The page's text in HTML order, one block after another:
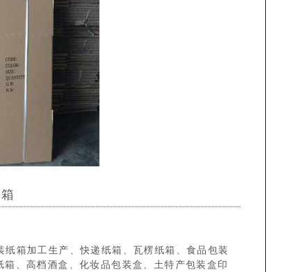
箱加工生产、快递纸箱、瓦楞纸箱、食品包装
、高档酒盒、化妆品包装盒、土特产包装盒印